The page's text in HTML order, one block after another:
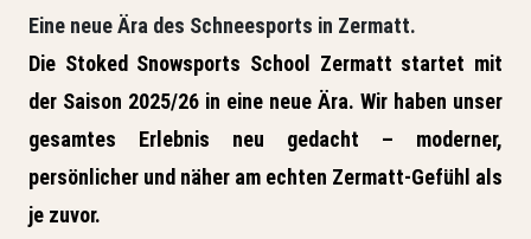
Eine neue Ära des Schneesports in Zermatt.
Die Stoked Snowsports School Zermatt startet mit
der Saison 2025/26 in eine neue Ära. Wir haben unser
gesamtes Erlebnis neu gedacht – moderner,
persönlicher und näher am echten Zermatt-Gefühl als
je zuvor.